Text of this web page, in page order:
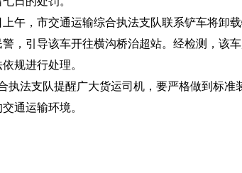
上午，市交通运输综合执法支队联系铲车将卸
，引导该车开往横沟桥治超站。经检测，该
规进行处理。
执法支队提醒广大货运司机，要严格做到标准
通运输环境。